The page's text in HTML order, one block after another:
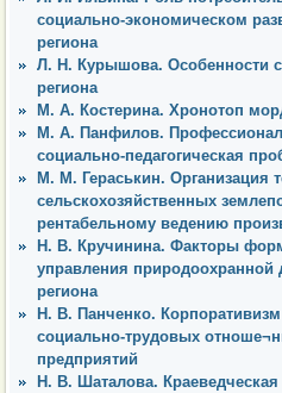
социально-экономическом
региона
Л. Н. Курышова. Особенности
региона
М. А. Костерина. Хронотоп
М. А. Панфилов.
социально-педагогическая
М. М. Гераськин. Организация
сельскохозяйственных
рентабельному ведению
Н. В. Кручинина. Факторы
управления природоохранной
региона
Н. В. Панченко.
социально-трудовых
предприятий
Н. В. Шаталова.